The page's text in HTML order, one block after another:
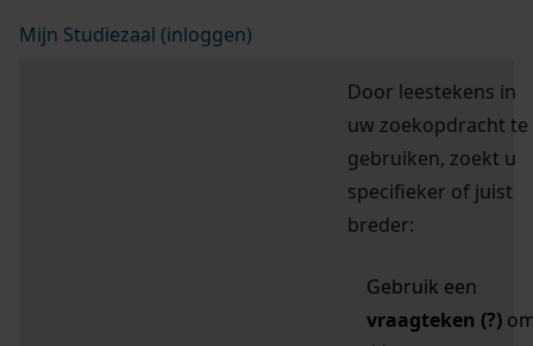
Mijn Studiezaal (inloggen)
Door leestekens in
uw zoekopdracht te
gebruiken, zoekt u
specifieker of juist
breder:
Gebruik een
vraagteken (?)